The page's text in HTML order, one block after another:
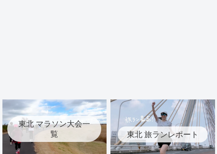
東北 マラソン大会一
覧
東北 旅ランレポート